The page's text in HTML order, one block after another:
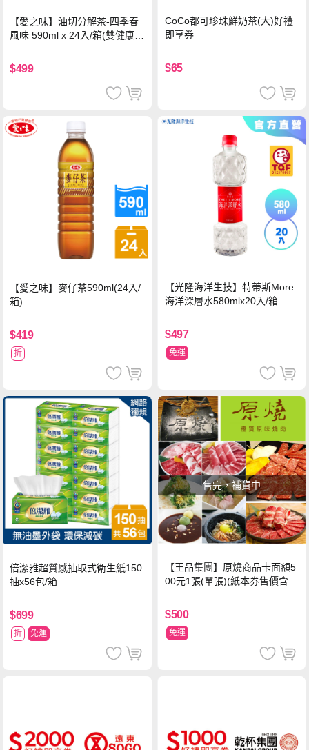
【愛之味】油切分解茶-四季春
風味 590ml x 24入/箱(雙健康認
$499
CoCo都可珍珠鮮奶茶(大)好禮
即享券
$65
【愛之味】麥仔茶590ml(24入/
箱)
$419
折
【光隆海洋生技】特蒂斯More
海洋深層水580mlx20入/箱
$497
免運
倍潔雅超質感抽取式衛生紙150
抽x56包/箱
$699
折 免運
售完，補貨中
【王品集團】原燒商品卡面額5
00元1張(單張)(紙本券售價含平
$500
免運